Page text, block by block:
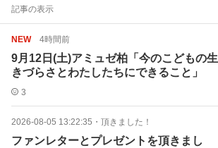
記事の表示
NEW 4時間前
9月12日(土)アミュゼ柏「今のこどもの生
きづらさとわたしたちにできること」
3
2026-08-05 13:22:35 ・ 頂きました！
ファンレターとプレゼントを頂きまし